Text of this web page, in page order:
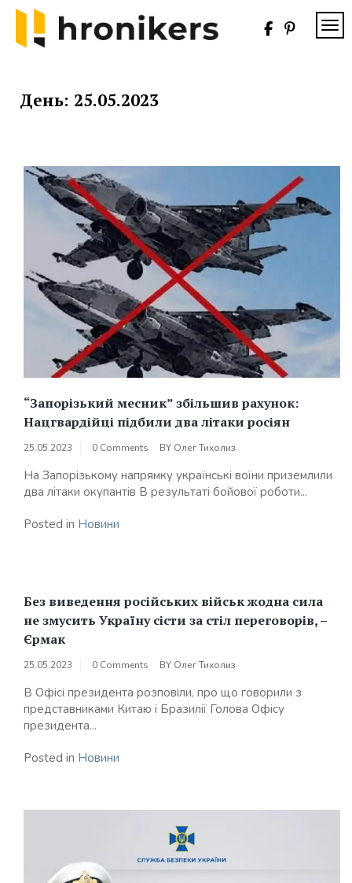
Skip
content
День: 25.05.2023
“Запорізький месник” збільшив рахунок:
Нацгвардійці підбили два літаки росіян
25.05.2023 0 Comments BY Олег Тихолиз
На Запорізькому напрямку українські воїни приземлили
два літаки окупантів В результаті бойової роботи...
Posted in Новини
Без виведення російських військ жодна сила
не змусить Україну сісти за стіл переговорів, –
Єрмак
25.05.2023 0 Comments BY Олег Тихолиз
В Офісі президента розповіли, про що говорили з
представниками Китаю і Бразилії Голова Офісу
президента...
Posted in Новини